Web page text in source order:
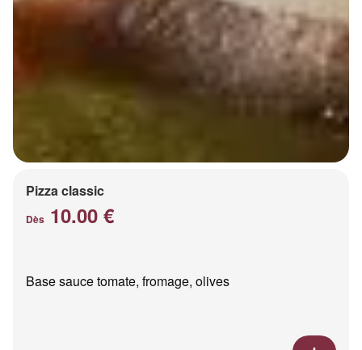
Pizza classic
Dès 10.00 €
Base sauce tomate, fromage, olives